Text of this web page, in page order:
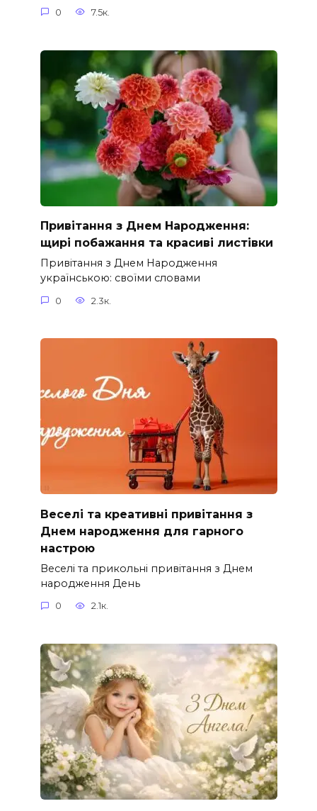
0 7.5к.
Привітання з Днем Народження:
щирі побажання та красиві листівки
Привітання з Днем Народження
українською: своїми словами
0 2.3к.
Веселі та креативні привітання з
Днем народження для гарного
настрою
Веселі та прикольні привітання з Днем
народження День
0 2.1к.